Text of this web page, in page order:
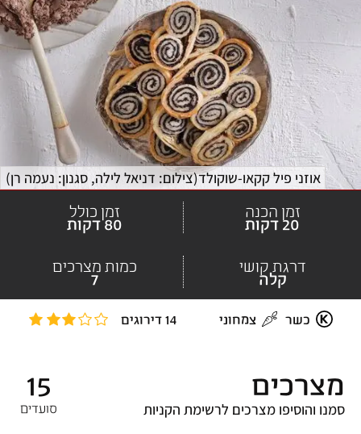
כשר צמחוני 14 דירוגים
אוזני פיל קקאו-שוקולד(צילום: דניאל לילה, סגנון: נעמה רן)
זמן הכנה
20 דקות
זמן כולל
80 דקות
דרגת קושי
קלה
כמות מצרכים
7
מצרכים 15
סועדים
סמנו והוסיפו מצרכים לרשימת הקניות